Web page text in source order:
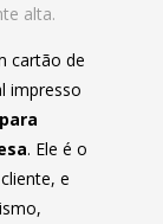
alta.
cartão de
impresso
. Ele é o
e